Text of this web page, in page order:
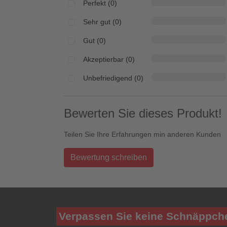
Perfekt (0)
Sehr gut (0)
Gut (0)
Akzeptierbar (0)
Unbefriedigend (0)
Bewerten Sie dieses Produkt!
Teilen Sie Ihre Erfahrungen min anderen Kunden
Bewertung schreiben
Verpassen Sie keine